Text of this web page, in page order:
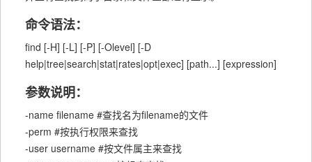
命令语法：
find [-H] [-L] [-P] [-Olevel] [-D
help|tree|search|stat|rates|opt|exec] [path...] [expression]
参数说明：
-name filename #查找名为filename的文件
-perm #按执行权限来查找
-user username #按文件属主来查找